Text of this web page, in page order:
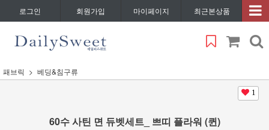
로그인 회원가입 마이페이지 최근본상품
패브릭 베딩&침구류
1
60수 사틴 면 듀벳세트_ 쁘띠 플라워 (퀸)